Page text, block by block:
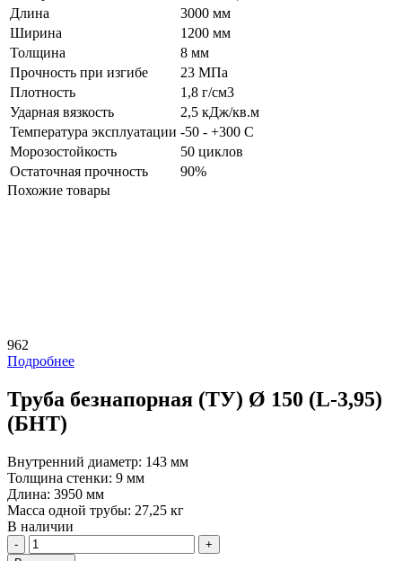
Длина
3000 мм
Ширина
1200 мм
Толщина
8 мм
Прочность при изгибе
23 МПа
Плотность
1,8 г/см3
Ударная вязкость
2,5 кДж/кв.м
Температура эксплуатации -50 - +300 C
Морозостойкость
50 циклов
Остаточная прочность
90%
Похожие товары
962
Подробнее
Труба безнапорная (ТУ) Ø 150 (L-3,95)
(БНТ)
Внутренний диаметр: 143 мм
Толщина стенки: 9 мм
Длина: 3950 мм
Масса одной трубы: 27,25 кг
В наличии
Количество